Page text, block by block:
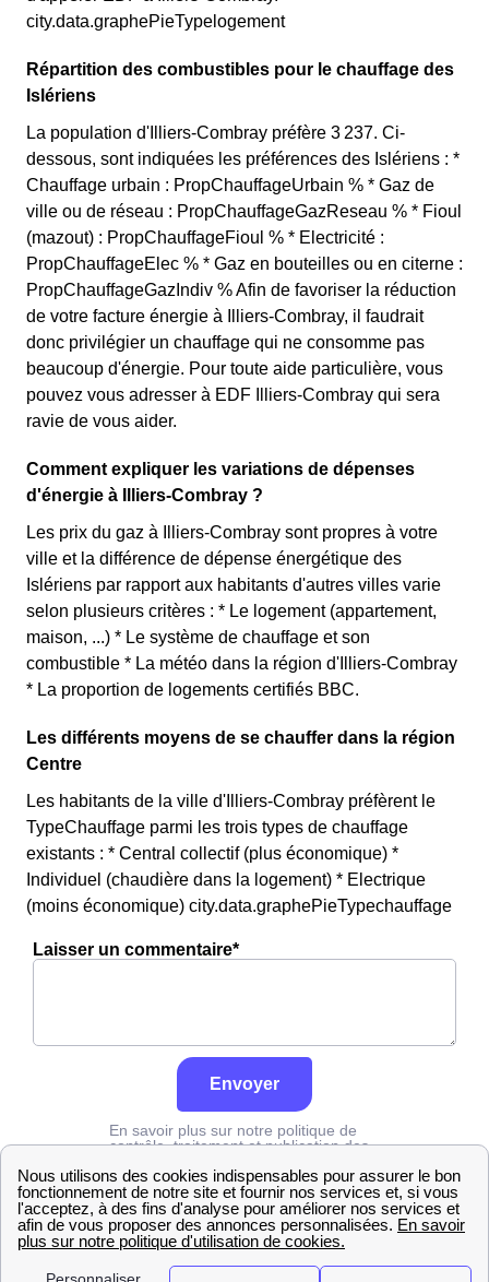
city.data.graphePieTypelogement
Répartition des combustibles pour le chauffage des
Islériens
La population d'Illiers-Combray préfère 3 237. Ci-
dessous, sont indiquées les préférences des Islériens : *
Chauffage urbain : PropChauffageUrbain % * Gaz de
ville ou de réseau : PropChauffageGazReseau % * Fioul
(mazout) : PropChauffageFioul % * Electricité :
PropChauffageElec % * Gaz en bouteilles ou en citerne :
PropChauffageGazIndiv % Afin de favoriser la réduction
de votre facture énergie à Illiers-Combray, il faudrait
donc privilégier un chauffage qui ne consomme pas
beaucoup d'énergie. Pour toute aide particulière, vous
pouvez vous adresser à EDF Illiers-Combray qui sera
ravie de vous aider.
Comment expliquer les variations de dépenses
d'énergie à Illiers-Combray ?
Les prix du gaz à Illiers-Combray sont propres à votre
ville et la différence de dépense énergétique des
Islériens par rapport aux habitants d'autres villes varie
selon plusieurs critères : * Le logement (appartement,
maison, ...) * Le système de chauffage et son
combustible * La météo dans la région d'Illiers-Combray
* La proportion de logements certifiés BBC.
Les différents moyens de se chauffer dans la région
Centre
Les habitants de la ville d'Illiers-Combray préfèrent le
TypeChauffage parmi les trois types de chauffage
existants : * Central collectif (plus économique) *
Individuel (chaudière dans la logement) * Electrique
(moins économique) city.data.graphePieTypechauffage
Laisser un commentaire*
Envoyer
En savoir plus sur notre politique de
contrôle, traitement et publication des
Edf Eure-et-Loir Illiers-Combray